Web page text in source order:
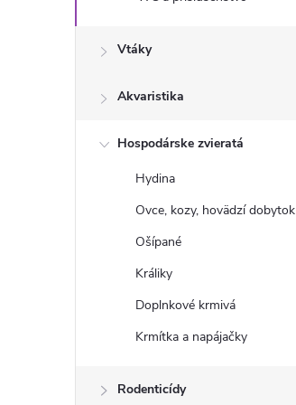
Vtáky
Akvaristika
Hospodárske zvieratá
Hydina
Ovce, kozy, hovädzí dobytok
Ošípané
Králiky
Doplnkové krmivá
Krmítka a napájačky
Rodenticídy